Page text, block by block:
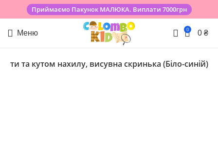
Приймаємо Пакунок МАЛЮКА. Виплати 7000грн
Меню 0 0 ₴
та кутом нахилу, висувна скринька (Біло-синій)